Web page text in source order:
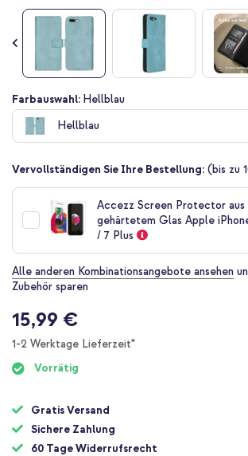
Zum
Anfang
Bildgalerie
Farbauswahl: Hellblau
Hellblau
Vervollständigen Sie Ihre Bestellung: (bis zu
Accezz Screen Protector aus
gehärtetem Glas Apple
/ 7 Plus
Alle anderen Kombinationsangebote ansehen
Zubehör sparen
15,99 €
1-2 Werktage Lieferzeit*
Vorrätig
Gratis Versand
Sichere Zahlung
60 Tage Widerrufsrecht